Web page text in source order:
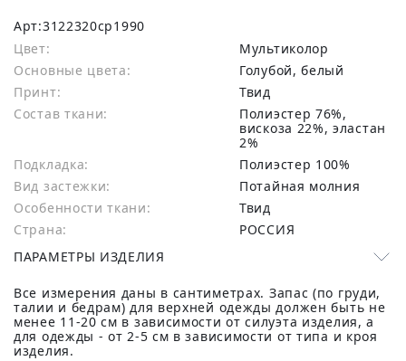
Арт:3122320cp1990
Цвет:
Мультиколор
Основные цвета:
голубой, белый
Принт:
Твид
Состав ткани:
полиэстер 76%,
вискоза 22%, эластан
2%
Подкладка:
Полиэстер 100%
Вид застежки:
Потайная молния
Особенности ткани:
Твид
Страна:
РОССИЯ
ПАРАМЕТРЫ ИЗДЕЛИЯ
Все измерения даны в сантиметрах. Запас (по груди,
талии и бедрам) для верхней одежды должен быть не
менее 11-20 см в зависимости от силуэта изделия, а
для одежды - от 2-5 см в зависимости от типа и кроя
изделия.